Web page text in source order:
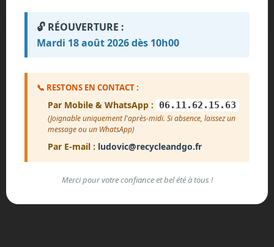
🔓 RÉOUVERTURE :
Mardi 18 août 2026 dès 10h00
📞 RESTONS EN CONTACT :
Par Mobile & WhatsApp : 06.11.62.15.63
(Joignable uniquement l'après-midi. Si absence, laissez un
message ou un WhatsApp)
Par E-mail : ludovic@recycleandgo.fr
Merci pour votre confiance et bel été à tous !